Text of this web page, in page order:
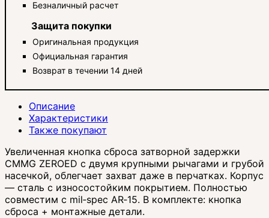
Безналичный расчет
Защита покупки
Оригинальная продукция
Официальная гарантия
Возврат в течении 14 дней
Описание
Характеристики
Также покупают
Увеличенная кнопка сброса затворной задержки
CMMG ZEROED с двумя крупными рычагами и грубой
насечкой, облегчает захват даже в перчатках. Корпус
— сталь с износостойким покрытием. Полностью
совместим с mil‑spec AR‑15. В комплекте: кнопка
сброса + монтажные детали.